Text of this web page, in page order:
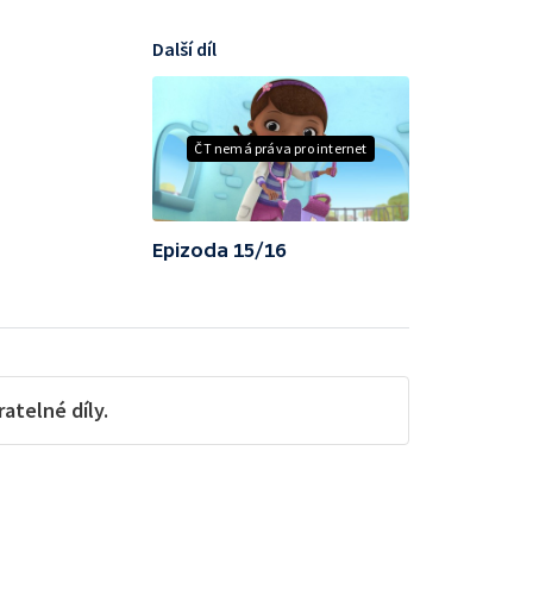
ČT nemá práva pro internet
Další díl
Epizoda 15/16
díly.